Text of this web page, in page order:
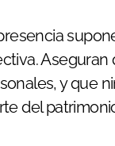
Aseguran
y que
del